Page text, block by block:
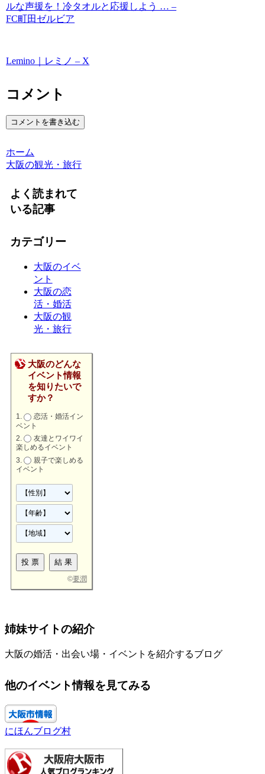
ルな声援を！冷タオルと応援しよう … –
FC町田ゼルビア
Lemino｜レミノ – X
コメント
コメントを書き込む
ホーム
大阪の観光・旅行
よく読まれて
いる記事
カテゴリー
大阪のイベ
ント
大阪の恋
活・婚活
大阪の観
光・旅行
大阪のどんな
イベント情報
を知りたいで
すか？
恋活・婚活イン
ベント
友達とワイワイ
楽しめるイベント
親子で楽しめる
イベント
©要潤
姉妹サイトの紹介
大阪の婚活・出会い場・イベントを紹介するブログ
他のイベント情報を見てみる
にほんブログ村